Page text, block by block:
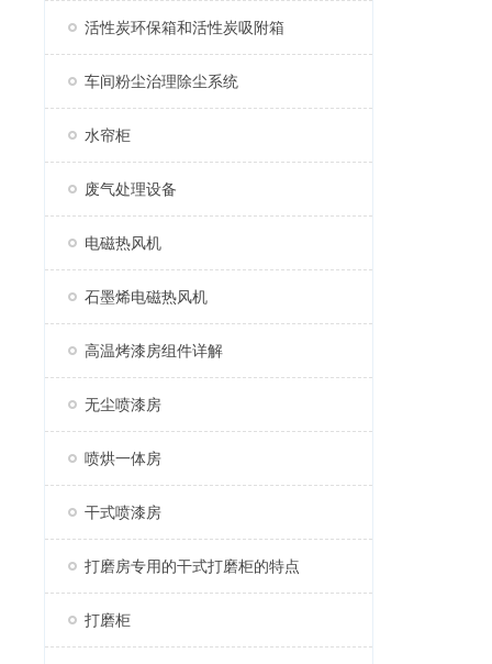
活性炭环保箱和活性炭吸附箱
车间粉尘治理除尘系统
水帘柜
废气处理设备
电磁热风机
石墨烯电磁热风机
高温烤漆房组件详解
无尘喷漆房
喷烘一体房
干式喷漆房
打磨房专用的干式打磨柜的特点
打磨柜